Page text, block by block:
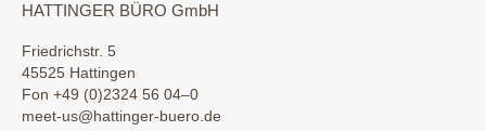
HATTINGER BÜRO GmbH
Friedrichstr. 5
45525 Hattingen
Fon +49 (0)2324 56 04–0
meet-us@hattinger-buero.de